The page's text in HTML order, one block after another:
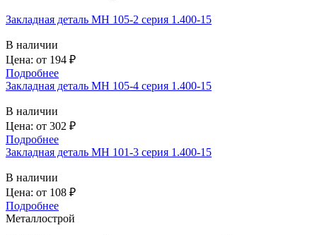
Закладная деталь МН 105-2 серия 1.400-15
В наличии
Цена: от 194 ₽
Подробнее
Закладная деталь МН 105-4 серия 1.400-15
В наличии
Цена: от 302 ₽
Подробнее
Закладная деталь МН 101-3 серия 1.400-15
В наличии
Цена: от 108 ₽
Подробнее
Металлострой